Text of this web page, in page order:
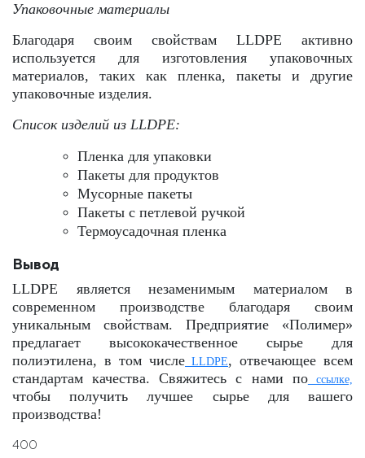
Упаковочные материалы
Благодаря своим свойствам LLDPE активно
используется для изготовления упаковочных
материалов, таких как пленка, пакеты и другие
упаковочные изделия.
Список изделий из LLDPE:
Пленка для упаковки
Пакеты для продуктов
Мусорные пакеты
Пакеты с петлевой ручкой
Термоусадочная пленка
Вывод
LLDPE является незаменимым материалом в
современном производстве благодаря своим
уникальным свойствам. Предприятие «Полимер»
предлагает высококачественное сырье для
полиэтилена, в том числе LLDPE, отвечающее всем
стандартам качества. Свяжитесь с нами поссылке,
чтобы получить лучшее сырье для вашего
производства!
400